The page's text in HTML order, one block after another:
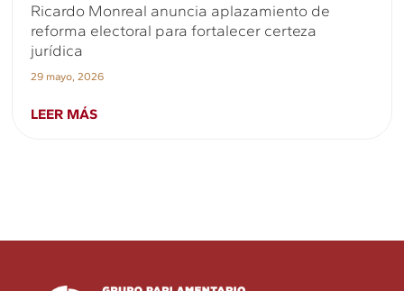
Ricardo Monreal anuncia aplazamiento de
reforma electoral para fortalecer certeza
jurídica
29 mayo, 2026
LEER MÁS